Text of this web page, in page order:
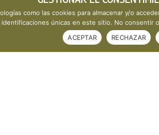
PDF
como las cookies para almacenar y/o
únicas en este sitio. No
ACEPTAR
RECHAZAR